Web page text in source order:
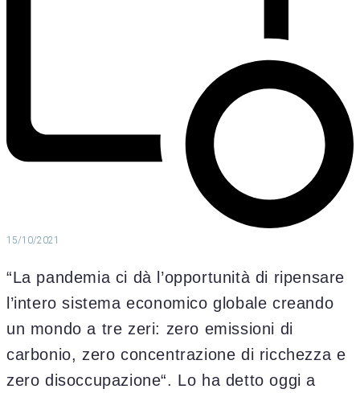
15/10/2021
“La pandemia ci dà l’opportunità di ripensare
l’intero sistema economico globale creando
un mondo a tre zeri: zero emissioni di
carbonio, zero concentrazione di ricchezza e
zero disoccupazione“. Lo ha detto oggi a